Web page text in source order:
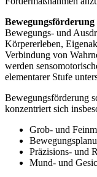
Bewegungsförderung
Bewegungs- und
Körpererleben,
Verbindung von
werden
elementarer Stufe
Bewegungsförderung
konzentriert sich
Grob- und
Präzisions- und
Mund- und